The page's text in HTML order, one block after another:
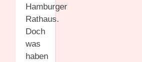
Hamburger
Rathaus.
Doch
was
haben